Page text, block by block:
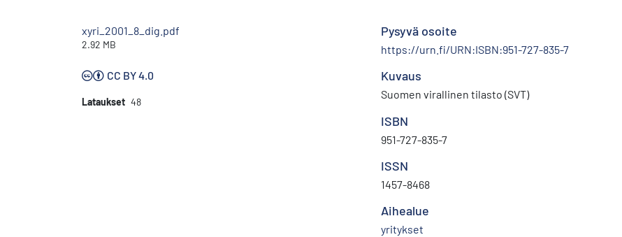
xyri_2001_8_dig.pdf
2.92 MB
CC BY 4.0
Lataukset 48
Pysyvä osoite
https://urn.fi/URN:ISBN:951-727-835-7
Kuvaus
Suomen virallinen tilasto (SVT)
ISBN
951-727-835-7
ISSN
1457-8468
Aihealue
yritykset